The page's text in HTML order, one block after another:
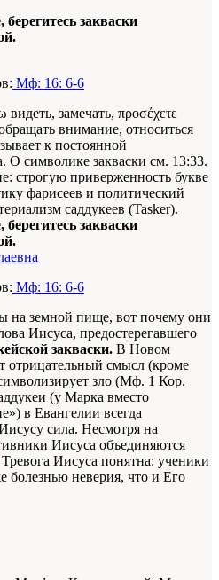
закваски
Мф: 16: 6-6
видеть, замечать, προσέχετε
внимание, относиться
к постоянной
О символике закваски см. 13:33.
строгую приверженность букве
фарисеев и политический
саддукеев (Tasker).
закваски
Мф: 16: 6-6
на земной пище, вот почему они
Иисуса, предостерегавшего
закваски. В Новом
отрицательный смысл (кроме
зло (Мф. 1 Кор.
(у Марка вместо
в Евангелии всегда
сила. Несмотря на
Иисуса объединяются
Иисуса понятна: ученики
болезнью неверия, что и Его